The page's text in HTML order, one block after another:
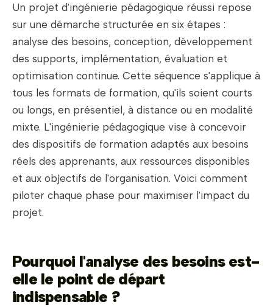
Un projet d'ingénierie pédagogique réussi repose
sur une démarche structurée en six étapes :
analyse des besoins, conception, développement
des supports, implémentation, évaluation et
optimisation continue. Cette séquence s'applique à
tous les formats de formation, qu'ils soient courts
ou longs, en présentiel, à distance ou en modalité
mixte. L'ingénierie pédagogique vise à concevoir
des dispositifs de formation adaptés aux besoins
réels des apprenants, aux ressources disponibles
et aux objectifs de l'organisation. Voici comment
piloter chaque phase pour maximiser l'impact du
projet.
Pourquoi l'analyse des besoins est-
elle le point de départ
indispensable ?